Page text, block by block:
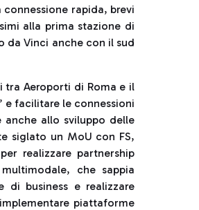
rapida, brevi
alla prima stazione di
da Vinci anche con il sud
tra Aeroporti di Roma e il
e facilitare le connessioni
allo sviluppo delle
siglato un MoU con FS,
realizzare partnership
che sappia
di business e realizzare
piattaforme